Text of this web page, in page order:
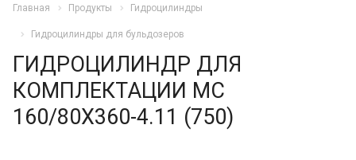
Главная Продукты Гидроцилиндры
Гидроцилиндры для бульдозеров
ГИДРОЦИЛИНДР ДЛЯ
КОМПЛЕКТАЦИИ МС
160/80Х360-4.11 (750)